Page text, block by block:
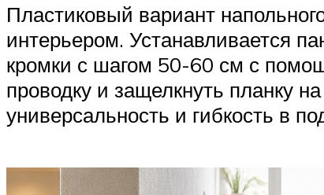
Пластиковый вариант
интерьером. Устанавливается
кромки с шагом 50-60 см с
проводку и защелкнуть планку
универсальность и гибкость в